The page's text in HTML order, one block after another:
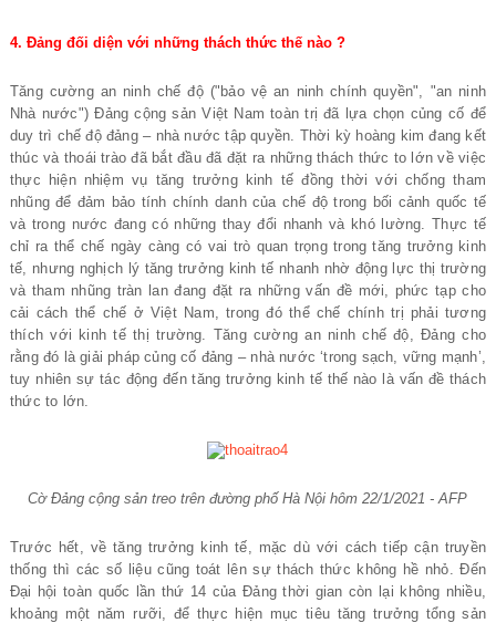
4. Đảng đối diện với những thách thức thế nào ?
Tăng cường an ninh chế độ ("bảo vệ an ninh chính quyền", "an ninh
Nhà nước") Đảng cộng sản Việt Nam toàn trị đã lựa chọn củng cố để
duy trì chế độ đảng – nhà nước tập quyền. Thời kỳ hoàng kim đang kết
thúc và thoái trào đã bắt đầu đã đặt ra những thách thức to lớn về việc
thực hiện nhiệm vụ tăng trưởng kinh tế đồng thời với chống tham
nhũng để đảm bảo tính chính danh của chế độ trong bối cảnh quốc tế
và trong nước đang có những thay đổi nhanh và khó lường. Thực tế
chỉ ra thể chế ngày càng có vai trò quan trọng trong tăng trưởng kinh
tế, nhưng nghịch lý tăng trưởng kinh tế nhanh nhờ động lực thị trường
và tham nhũng tràn lan đang đặt ra những vấn đề mới, phức tạp cho
cải cách thể chế ở Việt Nam, trong đó thể chế chính trị phải tương
thích với kinh tế thị trường. Tăng cường an ninh chế độ, Đảng cho
rằng đó là giải pháp củng cố đảng – nhà nước ‘trong sạch, vững mạnh’,
tuy nhiên sự tác động đến tăng trưởng kinh tế thế nào là vấn đề thách
thức to lớn.
Cờ Đảng cộng sản treo trên đường phố Hà Nội hôm 22/1/2021 - AFP
Trước hết, về tăng trưởng kinh tế, mặc dù với cách tiếp cận truyền
thống thì các số liệu cũng toát lên sự thách thức không hề nhỏ. Đến
Đại hội toàn quốc lần thứ 14 của Đảng thời gian còn lại không nhiều,
khoảng một năm rưỡi, để thực hiện mục tiêu tăng trưởng tổng sản